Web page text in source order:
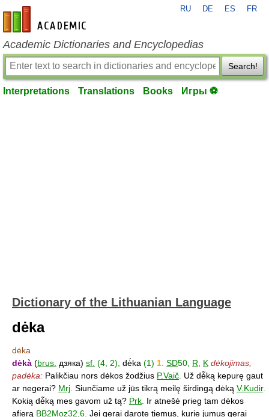
en-academic.com
RU DE ES FR
Academic Dictionaries and Encyclopedias
Search!
Interpretations Translations Books Игры ⚽
Dictionary of the Lithuanian Language
dėka
dėka
dėkà (brus. дзякa) sf. (4, 2), dė́ka (1) 1. SD50, R K dėkojimas,
padėka: Palikčiau nors dėkos žodžius P.Vaič Už dė̃ką kepurę gaut
ar negerai? Mrj Siunčiame už jūs tikrą meilę širdingą dėką V.Kudir.
Kokią dė̃ką mes gavom už tą? Prk Ir atnešė prieg tam dėkos
afierą BB2Moz32,6. Jei gerai darote tiemus, kurie jumus gerai